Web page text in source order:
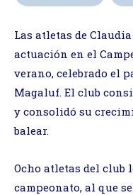
Las atletas de
actuación en el
verano, celebrado el
Magaluf. El club
y consolidó su
balear.
Ocho atletas del club
campeonato, al que